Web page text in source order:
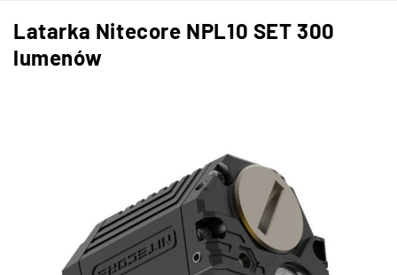
Latarka Nitecore NPL10 SET 300
lumenów